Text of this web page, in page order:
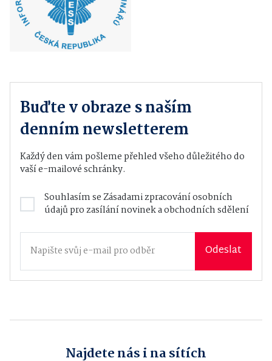
Buďte v obraze s naším
denním newsletterem
Každý den vám pošleme přehled všeho důležitého do
vaší e-mailové schránky.
Souhlasím seZásadami zpracování osobních
údajůpro zasílání novinek a obchodních sdělení
Odeslat
Najdete nás i na sítích